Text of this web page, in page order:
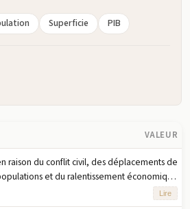
Superficie PIB
VALEUR
raison du conflit civil, des déplacements de
et du ralentissement économique
- entre novembre 2021 et mars 2022, pendant
la saison de soudure hivernale, la situation de
Lire